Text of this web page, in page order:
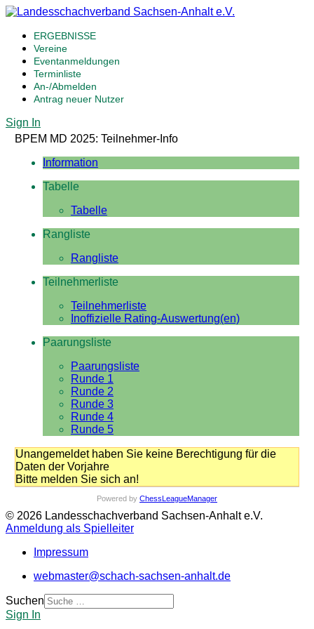
ERGEBNISSE
Vereine
Eventanmeldungen
Terminliste
An-/Abmelden
Antrag neuer Nutzer
Sign In
BPEM MD 2025: Teilnehmer-Info
Information
Tabelle
Tabelle
Rangliste
Rangliste
Teilnehmerliste
Teilnehmerliste
Inoffizielle Rating-Auswertung(en)
Paarungsliste
Paarungsliste
Runde 1
Runde 2
Runde 3
Runde 4
Runde 5
Unangemeldet haben Sie keine Berechtigung für die
Daten der Vorjahre
Bitte melden Sie sich an!
Powered by ChessLeagueManager
© 2026 Landesschachverband Sachsen-Anhalt e.V.
Anmeldung als Spielleiter
Impressum
webmaster@schach-sachsen-anhalt.de
Suchen
Sign In